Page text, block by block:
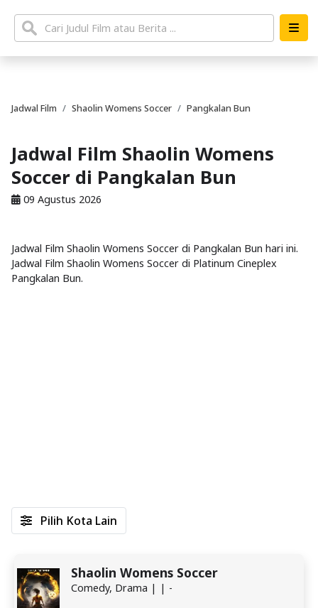
Jadwal Film Shaolin Womens Soccer Pangkalan Bun
Jadwal Film Shaolin Womens
Soccer di Pangkalan Bun
09 Agustus 2026
Jadwal Film Shaolin Womens Soccer di Pangkalan Bun hari ini.
Jadwal Film Shaolin Womens Soccer di Platinum Cineplex
Pangkalan Bun.
Shaolin Womens Soccer
Comedy, Drama | | -
Pilih Kota Lain